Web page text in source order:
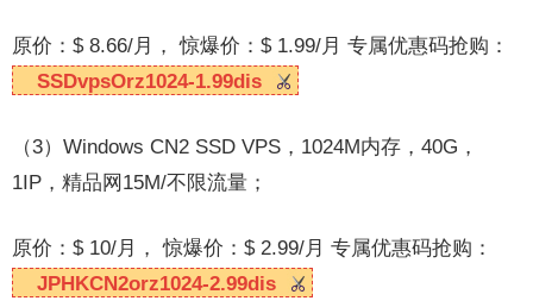
原价：$ 8.66/月， 惊爆价：$ 1.99/月 专属优惠码抢购：
SSDvpsOrz1024-1.99dis
（3）Windows CN2 SSD VPS，1024M内存，40G，
1IP，精品网15M/不限流量；
原价：$ 10/月， 惊爆价：$ 2.99/月 专属优惠码抢购：
JPHKCN2orz1024-2.99dis